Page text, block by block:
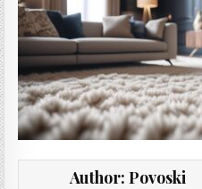
Author: Povoski